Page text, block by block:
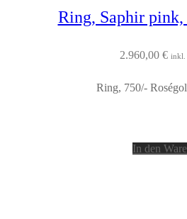
Ring, Saphir
2.960,00 € inkl.
Ring, 750/-
In den